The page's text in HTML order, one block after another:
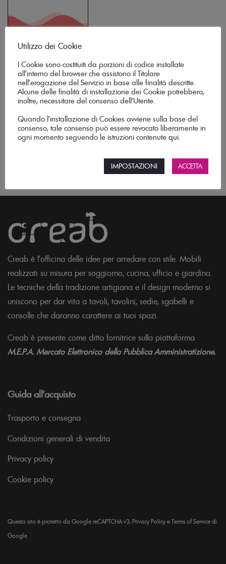
85%
∷ →
Creab è l'officina delle idee per arredare con stile. Mobili
realizzati su misura per soggiorno, cucina, ufficio e giardino.
Le tecniche della tradizione artigiana e il design moderno si
uniscono per dar vita a tavoli, tavolini, sedie, sgabelli e
consolle che daranno carattere ai tuoi spazi.
Creab è presente come ditta fornitrice sulla piattaforma
M.E.P.A. Mercato Elettronico della Pubblica Amministratizione.
Guida all’acquisto
Trasporto e consegna
Condizioni generali di vendita
Privacy policy
Cookie policy
Questo sito è protetto da Google reCAPTCHA v3, Privacy Policye Terms of Service di
Google.
Utilizzo dei Cookie
I Cookie sono costituiti da porzioni di codice installate
all’interno del browser che assistono il Titolare
nell’erogazione del Servizio in base alle finalità descritte.
Alcune delle finalità di installazione dei Cookie potrebbero,
inoltre, necessitare del consenso dell’Utente.
Quando l’installazione di Cookies avviene sulla base del
consenso, tale consenso può essere revocato liberamente in
ogni momento seguendo le istruzioni contenute qui
IMPOSTAZIONI ACCETTA